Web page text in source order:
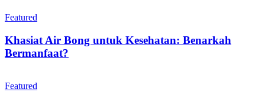
Featured
Khasiat Air Bong untuk Kesehatan: Benarkah
Bermanfaat?
Featured